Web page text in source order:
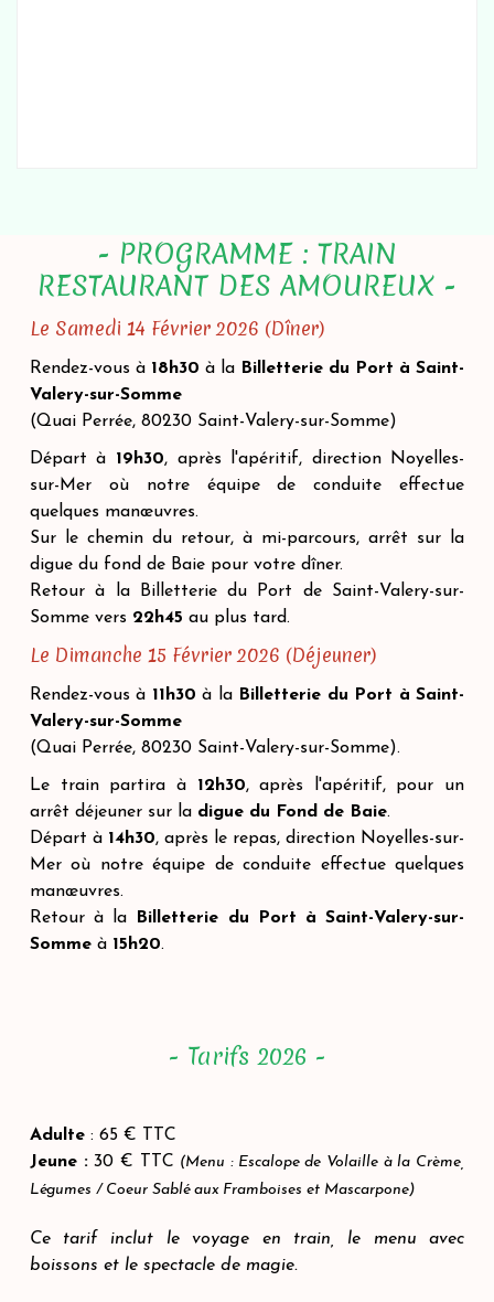
- PROGRAMME : TRAIN
RESTAURANT DES AMOUREUX -
Le Samedi 14 Février 2026 (Dîner)
Rendez-vous à 18h30 à la Billetterie du Port à Saint-
Valery-sur-Somme
(Quai Perrée, 80230 Saint-Valery-sur-Somme)
Départ à 19h30, après l'apéritif, direction Noyelles-
sur-Mer où notre équipe de conduite effectue
quelques manœuvres.
Sur le chemin du retour, à mi-parcours, arrêt sur la
digue du fond de Baie pour votre dîner.
Retour à la Billetterie du Port de Saint-Valery-sur-
Somme vers 22h45 au plus tard.
Le Dimanche 15 Février 2026 (Déjeuner)
Rendez-vous à 11h30 à la Billetterie du Port à Saint-
Valery-sur-Somme
(Quai Perrée, 80230 Saint-Valery-sur-Somme).
Le train partira à 12h30, après l'apéritif, pour un
arrêt déjeuner sur la digue du Fond de Baie.
Départ à 14h30, après le repas, direction Noyelles-sur-
Mer où notre équipe de conduite effectue quelques
manœuvres.
Retour à la
Billetterie du Port à Saint-Valery-sur-
Sommeà 15h20.
- Tarifs 2026 -
Adulte: 65 € TTC
Jeune :30 € TTC (Menu : Escalope de Volaille à la Crème,
Légumes / Coeur Sablé aux Framboises et Mascarpone)
Ce tarif inclut le voyage en train, le menu avec
boissons et le spectacle de magie.